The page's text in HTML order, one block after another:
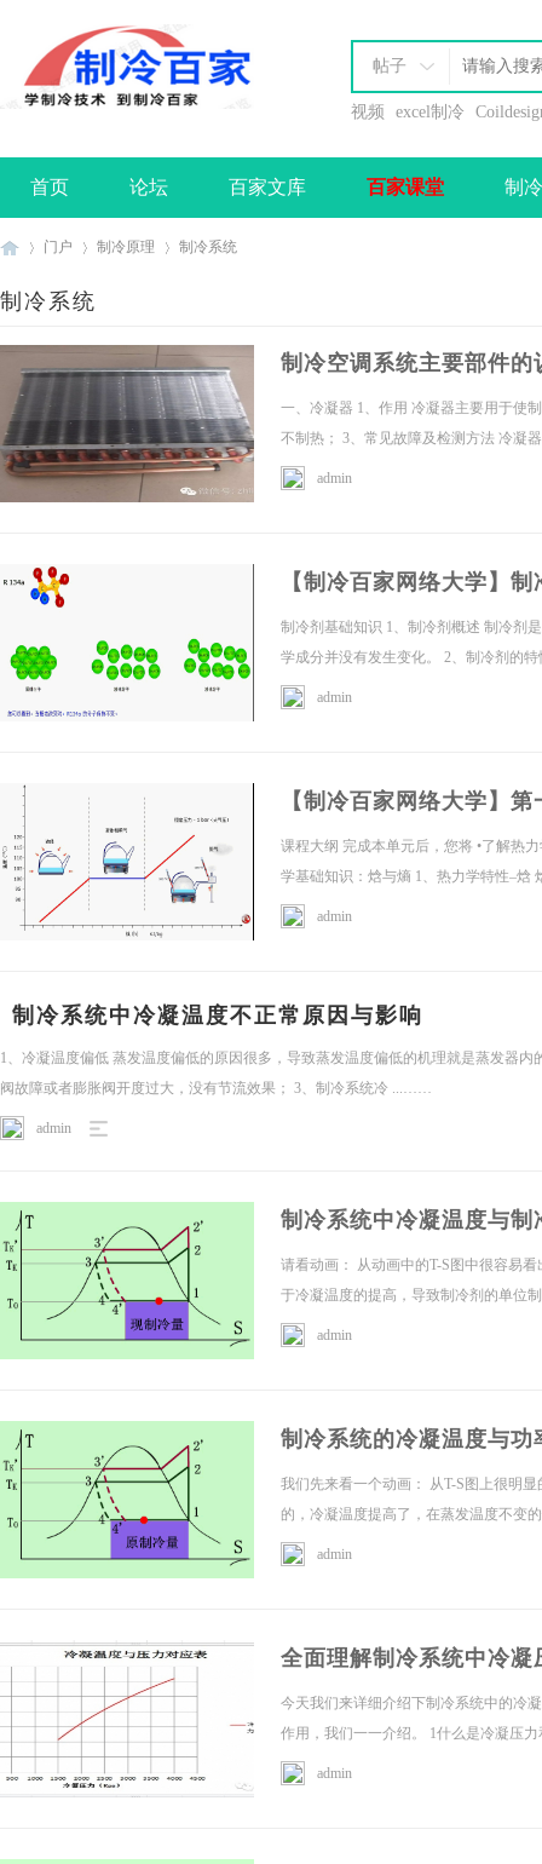
帖子
视频 excel制冷
首页 论坛 百家文库 百家课堂 制
办理会员
家
门户 制冷原理
›
制冷系统
制冷系统
制冷空调系统主要部件
一、冷凝器 1、作用 冷凝器主要用于使
不制热； 3、常见故障及检测方法 冷凝
admin
【制冷百家网络大学】
制冷剂基础知识 1、制冷剂概述 制冷剂
学成分并没有发生变化。 2、制冷剂的
admin
【制冷百家网络大学】
课程大纲 完成本单元后，您将 •了解热
学基础知识：焓与熵 1、热力学特性–
admin
制冷系统中冷凝温度不正常原因与影响
1、冷凝温度偏低 蒸发温度偏低的原因很多，导致蒸发温度偏低的机理就是蒸发器
阀故障或者膨胀阀开度过大，没有节流效果； 3、制冷系统冷 ...……
admin
制冷系统中冷凝温度与制
请看动画： 从动画中的T-S图中很容易
于冷凝温度的提高，导致制冷剂的单位
admin
制冷系统的冷凝温度与功
我们先来看一个动画： 从T-S图上很明
的，冷凝温度提高了，在蒸发温度不变
admin
全面理解制冷系统中冷凝
今天我们来详细介绍下制冷系统中的冷
作用，我们一一介绍。 1什么是冷凝压
admin